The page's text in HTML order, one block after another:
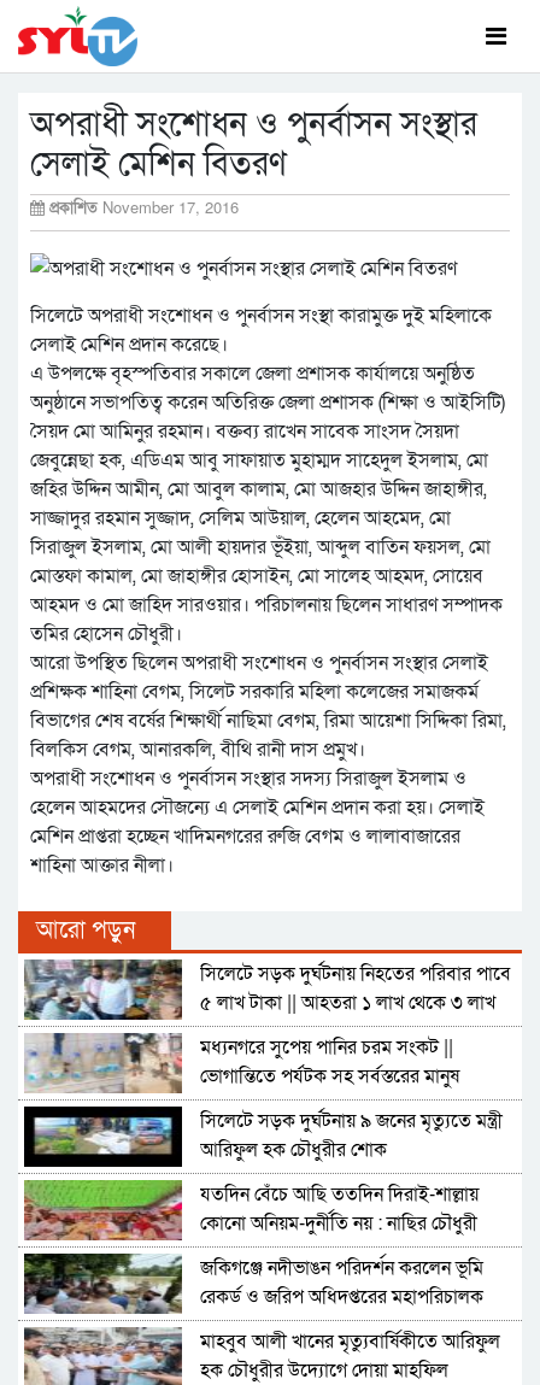
অপরাধী সংশোধন ও পুনর্বাসন সংস্থার
সেলাই মেশিন বিতরণ
প্রকাশিত November 17, 2016
সিলেটে অপরাধী সংশোধন ও পুনর্বাসন সংস্থা কারামুক্ত দুই মহিলাকে
সেলাই মেশিন প্রদান করেছে।
এ উপলক্ষে বৃহস্পতিবার সকালে জেলা প্রশাসক কার্যালয়ে অনুষ্ঠিত
অনুষ্ঠানে সভাপতিত্ব করেন অতিরিক্ত জেলা প্রশাসক (শিক্ষা ও আইসিটি)
সৈয়দ মো আমিনুর রহমান। বক্তব্য রাখেন সাবেক সাংসদ সৈয়দা
জেবুন্নেছা হক, এডিএম আবু সাফায়াত মুহাম্মদ সাহেদুল ইসলাম, মো
জহির উদ্দিন আমীন, মো আবুল কালাম, মো আজহার উদ্দিন জাহাঙ্গীর,
সাজ্জাদুর রহমান সুজ্জাদ, সেলিম আউয়াল, হেলেন আহমেদ, মো
সিরাজুল ইসলাম, মো আলী হায়দার ভূঁইয়া, আব্দুল বাতিন ফয়সল, মো
মোস্তফা কামাল, মো জাহাঙ্গীর হোসাইন, মো সালেহ আহমদ, সোয়েব
আহমদ ও মো জাহিদ সারওয়ার। পরিচালনায় ছিলেন সাধারণ সম্পাদক
তমির হোসেন চৌধুরী।
আরো উপস্থিত ছিলেন অপরাধী সংশোধন ও পুনর্বাসন সংস্থার সেলাই
প্রশিক্ষক শাহিনা বেগম, সিলেট সরকারি মহিলা কলেজের সমাজকর্ম
বিভাগের শেষ বর্ষের শিক্ষার্থী নাছিমা বেগম, রিমা আয়েশা সিদ্দিকা রিমা,
বিলকিস বেগম, আনারকলি, বীথি রানী দাস প্রমুখ।
অপরাধী সংশোধন ও পুনর্বাসন সংস্থার সদস্য সিরাজুল ইসলাম ও
হেলেন আহমদের সৌজন্যে এ সেলাই মেশিন প্রদান করা হয়। সেলাই
মেশিন প্রাপ্তরা হচ্ছেন খাদিমনগরের রুজি বেগম ও লালাবাজারের
শাহিনা আক্তার নীলা।
আরো পড়ুন
সিলেটে সড়ক দুর্ঘটনায় নিহতের পরিবার পাবে
৫ লাখ টাকা || আহতরা ১ লাখ থেকে ৩ লাখ
মধ্যনগরে সুপেয় পানির চরম সংকট ||
ভোগান্তিতে পর্যটক সহ সর্বস্তরের মানুষ
সিলেটে সড়ক দুর্ঘটনায় ৯ জনের মৃত্যুতে মন্ত্রী
আরিফুল হক চৌধুরীর শোক
যতদিন বেঁচে আছি ততদিন দিরাই-শাল্লায়
কোনো অনিয়ম-দুর্নীতি নয় : নাছির চৌধুরী
জকিগঞ্জে নদীভাঙন পরিদর্শন করলেন ভূমি
রেকর্ড ও জরিপ অধিদপ্তরের মহাপরিচালক
মাহবুব আলী খানের মৃত্যুবার্ষিকীতে আরিফুল
হক চৌধুরীর উদ্যোগে দোয়া মাহফিল